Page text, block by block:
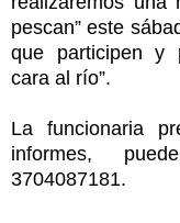
pescan” este
que participen y
cara al río”.
La funcionaria
informes,
3704087181.